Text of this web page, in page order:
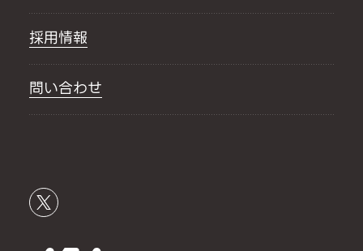
採用情報
問い合わせ